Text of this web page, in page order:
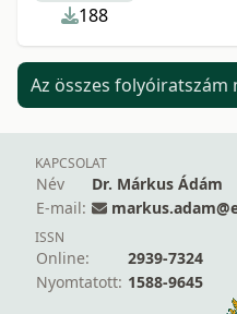
188
Az összes folyóiratszám
KAPCSOLAT
Név
Dr. Márkus Ádám
E-mail:
ISSN
Online:
2939-7324
Nyomtatott: 1588-9645